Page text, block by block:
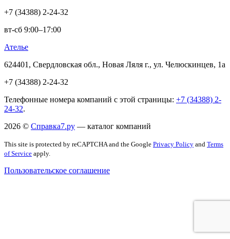
+7 (34388) 2-24-32
вт-сб 9:00–17:00
Ателье
624401, Свердловская обл., Новая Ляля г., ул. Челюскинцев, 1а
+7 (34388) 2-24-32
Телефонные номера компаний с этой страницы: +7 (34388) 2-
24-32.
2026 © Справка7.ру — каталог компаний
This site is protected by reCAPTCHA and the Google Privacy Policy and Terms
of Service apply.
Пользовательское соглашение